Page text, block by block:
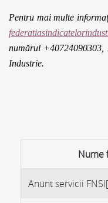
Pentru mai multe
numărul +40724090303
Industrie.
Nume
Anunt servicii